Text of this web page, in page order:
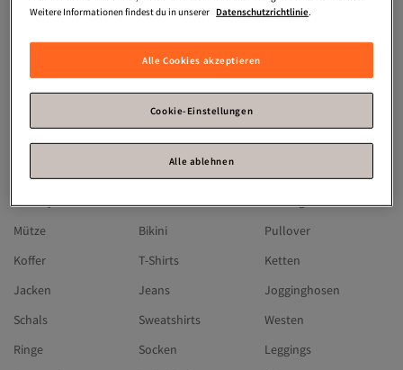
Hugo Boss
Moncler
Under Armour
Jaguar
Reebok
Lacoste
Gerry Weber
Camp David
Winterjacken
Kleider
Ohrringe
Mütze
Bikini
Pullover
Koffer
T-Shirts
Ketten
Jacken
Jeans
Jogginghosen
Schals
Sweatshirts
Westen
Ringe
Socken
Leggings
Weitere Informationen findest du in unserer Datenschutzrichtlinie.
Alle Cookies akzeptieren
Cookie-Einstellungen
Alle ablehnen